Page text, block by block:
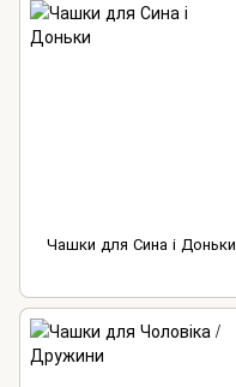
Чашки для Сина і Доньки